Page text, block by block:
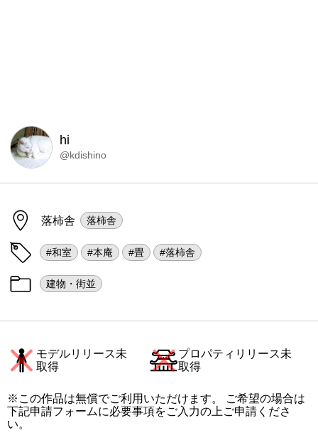
hi
@kdishino
落柿舎 落柿舎
#和室 #本庵 #畳 #落柿舎
建物・街並
モデルリリース未
取得
プロパティリリース未
取得
※この作品は無償でご利用いただけます。 ご希望の場合は
下記申請フォームに必要事項をご入力の上ご申請くださ
い。